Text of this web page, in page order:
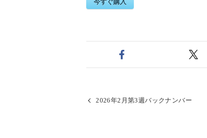
2026年2月第3週バックナンバー